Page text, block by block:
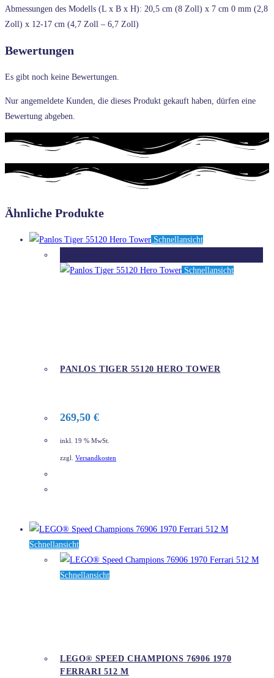
Abmessungen des Modells (L x B x H): 20,5 cm (8 Zoll) x 7 cm 0 mm (2,8
Zoll) x 12-17 cm (4,7 Zoll – 6,7 Zoll)
Bewertungen
Es gibt noch keine Bewertungen.
Nur angemeldete Kunden, die dieses Produkt gekauft haben, dürfen eine
Bewertung abgeben.
Ähnliche Produkte
Schnellansicht
Schnellansicht
PANLOS TIGER 55120 HERO TOWER
269,50 €
inkl. 19 % MwSt.
zzgl. Versandkosten
Schnellansicht
Schnellansicht
LEGO® SPEED CHAMPIONS 76906 1970
FERRARI 512 M